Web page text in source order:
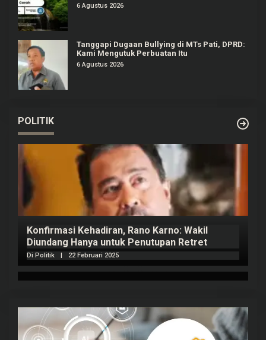
6 Agustus 2026
Tanggapi Dugaan Bullying di MTs Pati, DPRD:
Kami Mengutuk Perbuatan Itu
6 Agustus 2026
POLITIK
Konfirmasi Kehadiran, Rano Karno: Wakil
Diundang Hanya untuk Penutupan Retret
Di Politik 22 Februari 2025